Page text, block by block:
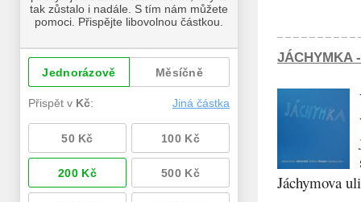
JÁCHYMKA
Jáchymova